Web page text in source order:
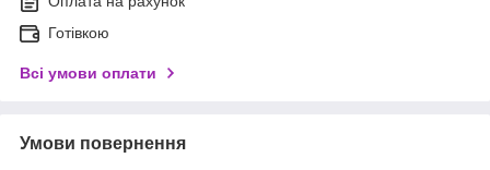
Готівкою
Всі умови оплати
Умови повернення